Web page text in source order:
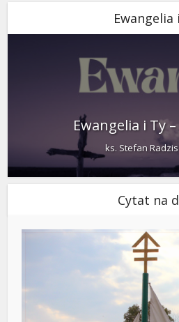
Ewangelia
Ewangelia i Ty
ks. Stefan
Cytat na